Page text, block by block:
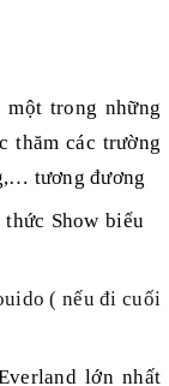
một trong những
thăm các trường
tương đương
Show biểu
( nếu đi cuối
lớn nhất